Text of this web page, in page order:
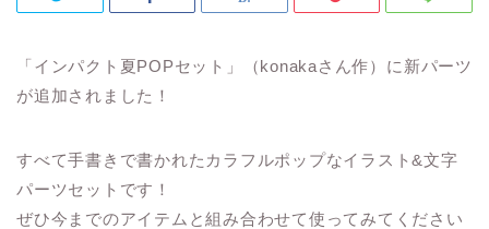
「インパクト夏POPセット」（konakaさん作）に新パーツ
が追加されました！
すべて手書きで書かれたカラフルポップなイラスト&文字
パーツセットです！
ぜひ今までのアイテムと組み合わせて使ってみてください